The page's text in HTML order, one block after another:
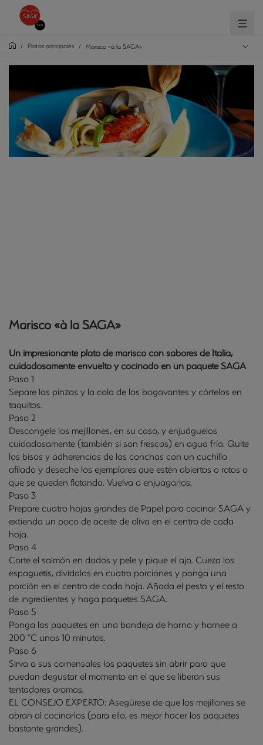
/ Platos principales / Marisco «à la SAGA»
Marisco «à la SAGA»
Un impresionante plato de marisco con sabores de Italia,
cuidadosamente envuelto y cocinado en un paquete SAGA
Paso 1
Separe las pinzas y la cola de los bogavantes y córtelos en
taquitos.
Paso 2
Descongele los mejillones, en su caso, y enjuáguelos
cuidadosamente (también si son frescos) en agua fría. Quite
los bisos y adherencias de las conchas con un cuchillo
afilado y deseche los ejemplares que estén abiertos o rotos o
que se queden flotando. Vuelva a enjuagarlos.
Paso 3
Prepare cuatro hojas grandes de Papel para cocinar SAGA y
extienda un poco de aceite de oliva en el centro de cada
hoja.
Paso 4
Corte el salmón en dados y pele y pique el ajo. Cueza los
espaguetis, divídalos en cuatro porciones y ponga una
porción en el centro de cada hoja. Añada el pesto y el resto
de ingredientes y haga paquetes SAGA.
Paso 5
Ponga los paquetes en una bandeja de horno y hornee a
200 °C unos 10 minutos.
Paso 6
Sirva a sus comensales los paquetes sin abrir para que
puedan degustar el momento en el que se liberan sus
tentadores aromas.
EL CONSEJO EXPERTO: Asegúrese de que los mejillones se
abran al cocinarlos (para ello, es mejor hacer los paquetes
bastante grandes).